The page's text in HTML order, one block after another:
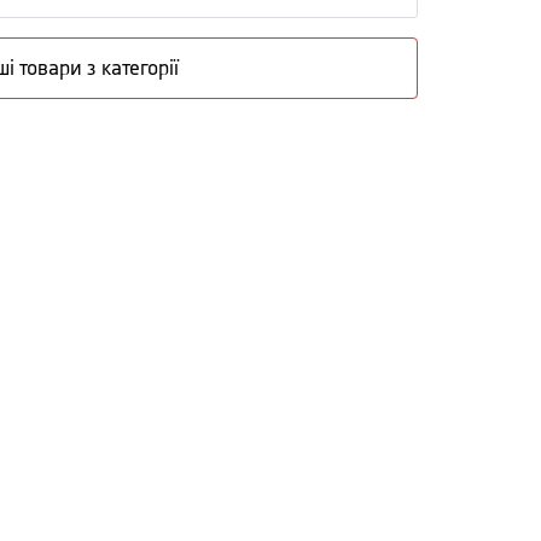
товари з категорії